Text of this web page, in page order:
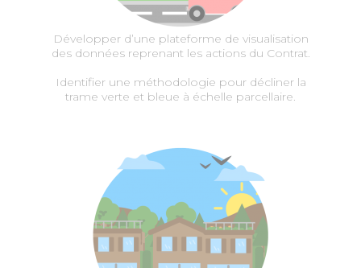
Développer d’une plateforme de visualisation
des données reprenant les actions du Contrat.
Identifier une méthodologie pour décliner la
trame verte et bleue à échelle parcellaire.